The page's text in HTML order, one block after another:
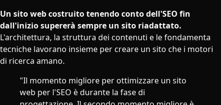
Un sito web costruito tenendo conto dell'SEO fin
dall'inizio supererà sempre un sito riadattato.
L'architettura, la struttura dei contenuti e le fondamenta
tecniche lavorano insieme per creare un sito che i motori
di ricerca amano.
"Il momento migliore per ottimizzare un sito
web per l'SEO è durante la fase di